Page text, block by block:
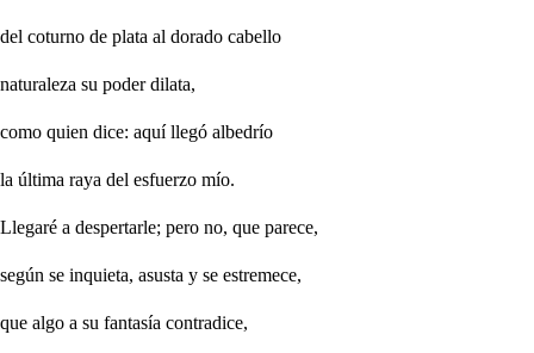
del coturno de plata al dorado cabello
naturaleza su poder dilata,
como quien dice: aquí llegó albedrío
la última raya del esfuerzo mío.
Llegaré a despertarle; pero no, que parece,
según se inquieta, asusta y se estremece,
que algo a su fantasía contradice,